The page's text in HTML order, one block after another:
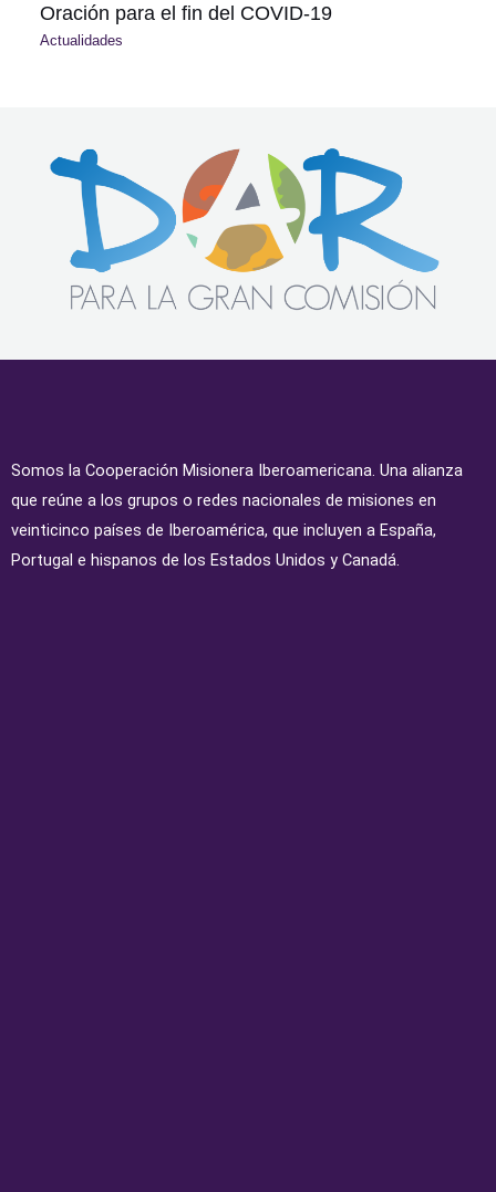
Oración para el fin del COVID-19
Actualidades
Somos la Cooperación Misionera Iberoamericana. Una alianza
que reúne a los grupos o redes nacionales de misiones en
veinticinco países de Iberoamérica, que incluyen a España,
Portugal e hispanos de los Estados Unidos y Canadá.